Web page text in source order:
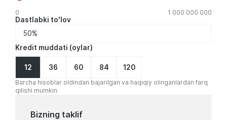
0 1 000 000 000
Dastlabki to'lov
Kredit muddati (oylar)
12 36 60 84 120
Barcha hisoblar oldindan bajarilgan va haqiqiy olinganlardan farq
qilishi mumkin
Bizning taklif